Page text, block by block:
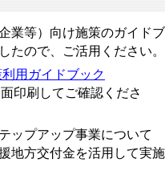
業等）向け施策のガイドブ
たので、ご活用ください。
用 ガイドブック
印刷してご確認くださ
ップアップ事業について
地方交付金を活用して実施